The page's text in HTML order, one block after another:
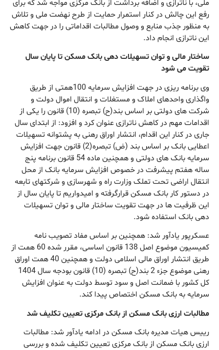
ملی، با ناترازی و اضافه برداشت از بانک مرکزی مواجه شد که برای
رفع این چالش در کنار استمرار حمایت از طرح نهضت ملی و تلاش
به منظور جذب منابع و وصول مطالبات اقداماتی را در جهت کاهش
این ناترازی انجام داد.
ساختار مالی و توان تسهیلات دهی بانک مسکن تا پایان سال
تقویت می شود
وی برنامه ریزی در جهت افزایش سرمایه 100همتی از طریق
واگذاری واحدهای املاک و مستغلات و انتقال اموال دولت و
شرکت های دولتی بر اساس بند(ح) تبصره (10) قانون را یکی از
اقدامات مهم در کاهش ناترازی عنوان کرد و افزود: از ابتدای سال
جاری در کنار این اقدام، انتشار اوراق رهنی به پشتوانه تسهیلات
اعطایی بانک بر اساس بند (ض) تبصره(2) قانون جهت افزایش
سرمایه بانک های دولتی و همچنین ماده 54 قانون برنامه پنج
ساله هفتم پیشرفت در خصوص افزایش سرمایه بانک از محل
انتقال اراضی تحت تملک وزارت راه و شهرسازی و شرکتهای تابعه
در دستور کار بانک مسکن قرارگرفته و امیدواریم تا پایان سال از
این ظرفیت ها در جهت تقویت ساختار مالی و توان تسهیلات
دهی بانک استفاده شود.
عسکرپور یادآور شد: همچنین بر اساس مفاد تصویب نامه
کمیسیون موضوع اصل 138 قانون اساسی، مقرر شده 60 همت از
طریق انتشار اوراق مالی اسلامی دولت و همچنین 40 همت اوراق
رهنی موضوع جزء 2 بند(ح) تبصره (10) قانون بودجه سال 1404
کل کشور با ضمانت اصل و سود توسط دولت به عنوان افزایش
سرمایه به بانک مسکن اختصاص پیدا کند.
مطالبات ارزی بانک مسکن از بانک مرکزی تعیین تکلیف شد
رییس هیات مدیره بانک مسکن در ادامه یادآور شد: مطالبات
ارزی بانک مسکن از بانک مرکزی تعیین تکلیف شده و بررسی